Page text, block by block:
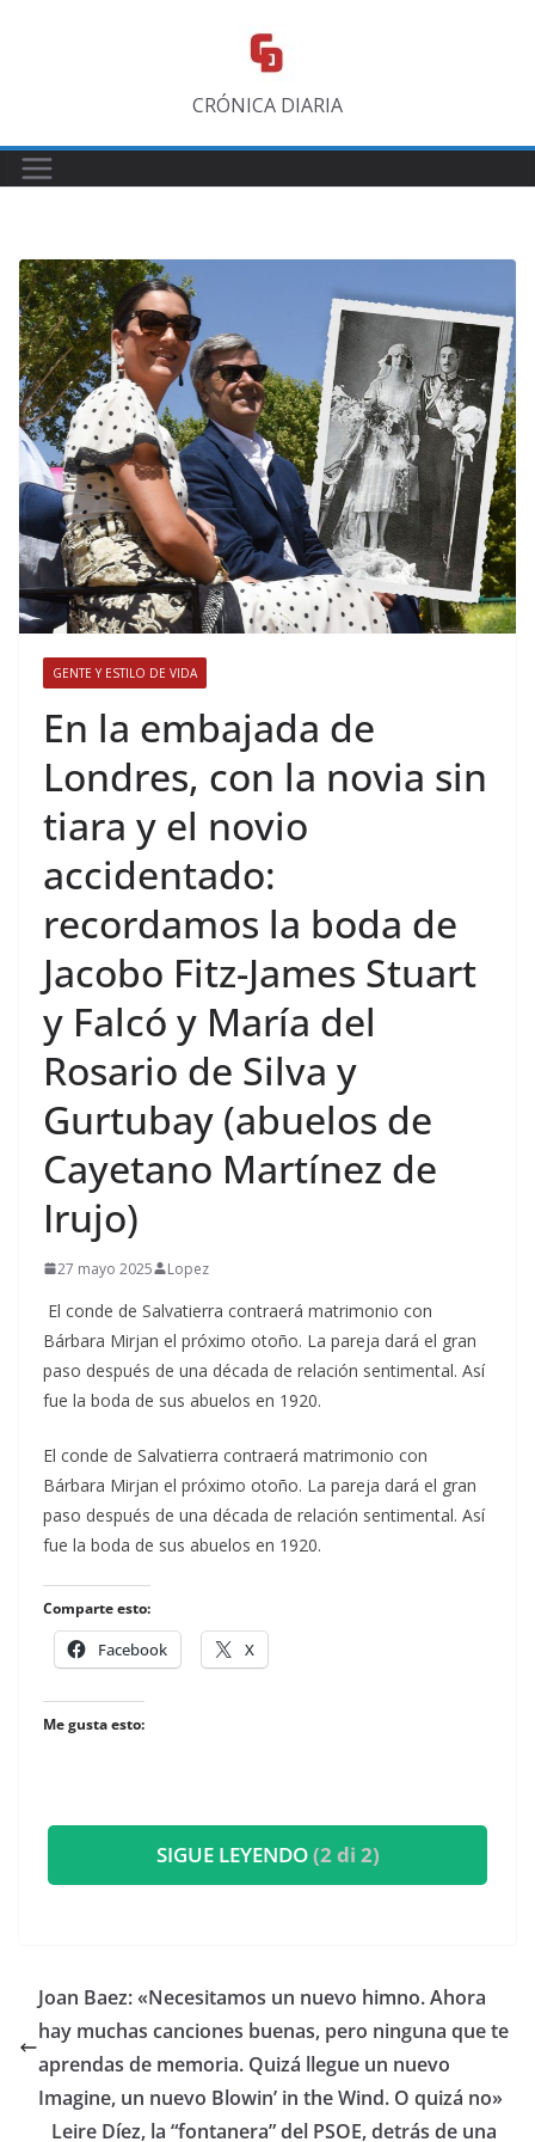
CRÓNICA DIARIA
GENTE Y ESTILO DE VIDA
​En la embajada de
Londres, con la novia sin
tiara y el novio
accidentado:
recordamos la boda de
Jacobo Fitz-James Stuart
y Falcó y María del
Rosario de Silva y
Gurtubay (abuelos de
Cayetano Martínez de
Irujo)
27 mayo 2025 Lopez
El conde de Salvatierra contraerá matrimonio con
Bárbara Mirjan el próximo otoño. La pareja dará el gran
paso después de una década de relación sentimental. Así
fue la boda de sus abuelos en 1920.
​El conde de Salvatierra contraerá matrimonio con
Bárbara Mirjan el próximo otoño. La pareja dará el gran
paso después de una década de relación sentimental. Así
fue la boda de sus abuelos en 1920.
Comparte esto:
Facebook X
Me gusta esto:
SIGUE LEYENDO(2 di 2)
​Joan Baez: «Necesitamos un nuevo himno. Ahora
hay muchas canciones buenas, pero ninguna que te
aprendas de memoria. Quizá llegue un nuevo
Imagine, un nuevo Blowin’ in the Wind. O quizá no»
Leire Díez, la “fontanera” del PSOE, detrás de una